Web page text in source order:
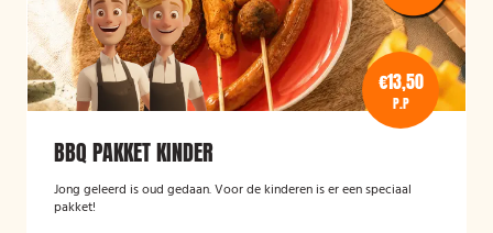
€13,50
P.P
BBQ PAKKET KINDER
Jong geleerd is oud gedaan. Voor de kinderen is er een speciaal
pakket!